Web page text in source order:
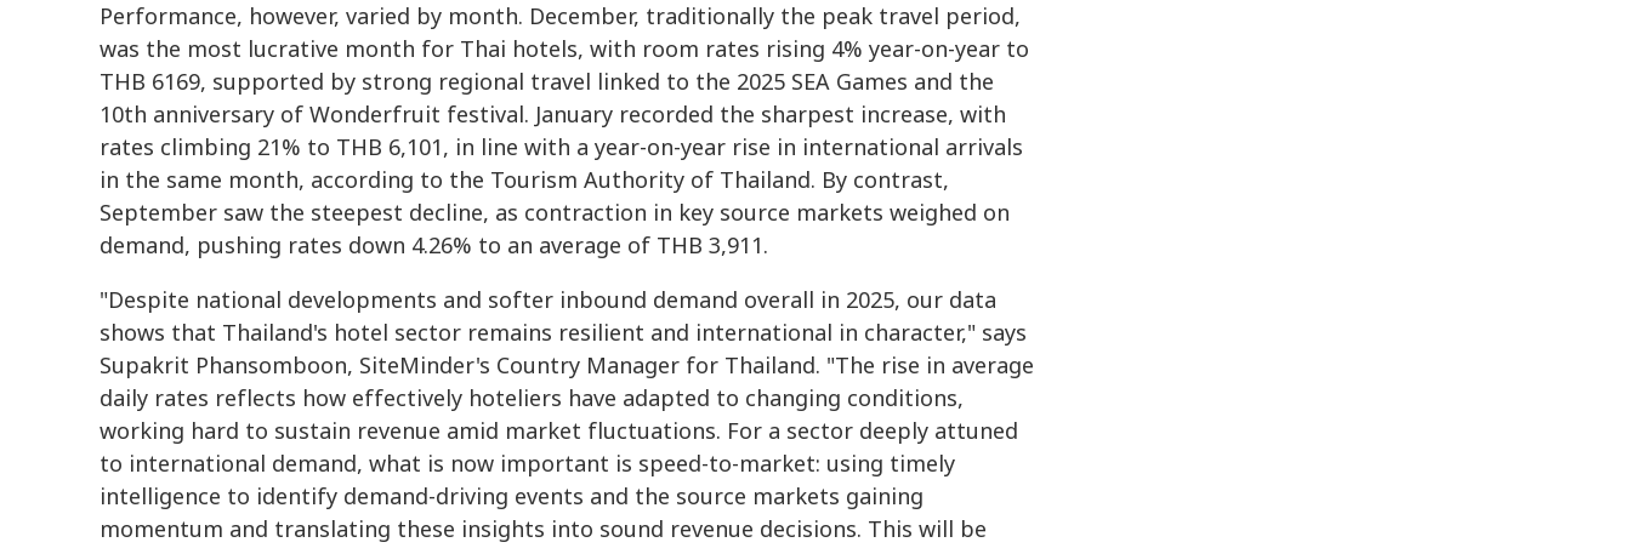
Performance, however, varied by month. December, traditionally the peak travel period,
was the most lucrative month for Thai hotels, with room rates rising 4% year-on-year to
THB 6169, supported by strong regional travel linked to the 2025 SEA Games and the
10th anniversary of Wonderfruit festival. January recorded the sharpest increase, with
rates climbing 21% to THB 6,101, in line with a year-on-year rise in international arrivals
in the same month, according to the Tourism Authority of Thailand. By contrast,
September saw the steepest decline, as contraction in key source markets weighed on
demand, pushing rates down 4.26% to an average of THB 3,911.
"Despite national developments and softer inbound demand overall in 2025, our data
shows that Thailand's hotel sector remains resilient and international in character," says
Supakrit Phansomboon, SiteMinder's Country Manager for Thailand. "The rise in average
daily rates reflects how effectively hoteliers have adapted to changing conditions,
working hard to sustain revenue amid market fluctuations. For a sector deeply attuned
to international demand, what is now important is speed-to-market: using timely
intelligence to identify demand-driving events and the source markets gaining
momentum and translating these insights into sound revenue decisions. This will be